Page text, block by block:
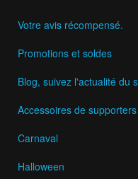
Votre avis récompensé.
Promotions et soldes
Blog, suivez l'actualité du
Accessoires de supporters
Carnaval
Halloween